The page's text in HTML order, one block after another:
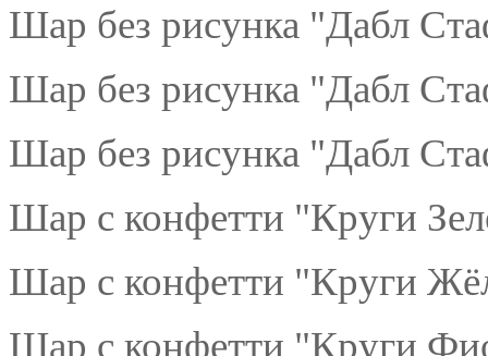
Шар без рисунка "Дабл
Шар без рисунка "Дабл
Шар без рисунка "Дабл
Шар с конфетти "Круги
Шар с конфетти "Круги
Шар с конфетти "Круги